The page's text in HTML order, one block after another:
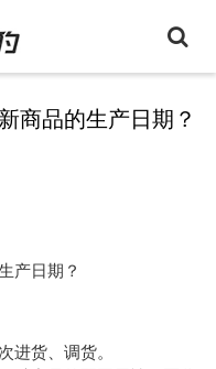
商品的生产日期？
产日期？
货、调货。